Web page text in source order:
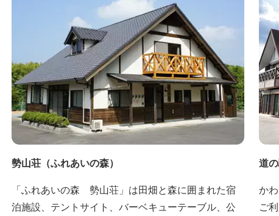
【定休日】 不定休 【料金...
勢山荘（ふれあいの森）
「ふれあいの森 勢山荘」は田畑と森に囲まれた宿
泊施設、テントサイト、バーベキューテーブル、公
道
か
ご